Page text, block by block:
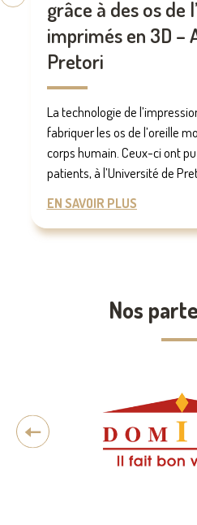
grâce à des os de
imprimés en 3D –
Pretori
La technologie de
fabriquer les os de l’oreille
corps humain. Ceux-ci ont
patients, à l’Université de
EN SAVOIR PLUS
Nos